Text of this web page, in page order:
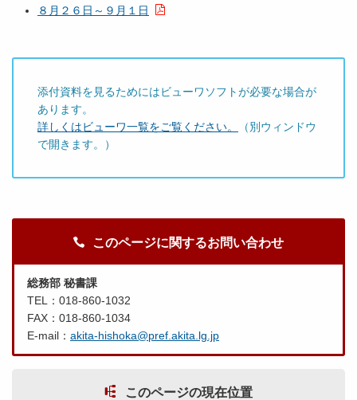
８月２６日～９月１日
添付資料を見るためにはビューワソフトが必要な場合が
あります。
詳しくはビューワ一覧をご覧ください。
（別ウィンドウ
で開きます。）
このページに関するお問い合わせ
総務部 秘書課
TEL：018-860-1032
FAX：018-860-1034
E-mail： akita-hishoka@pref.akita.lg.jp
このページの現在位置